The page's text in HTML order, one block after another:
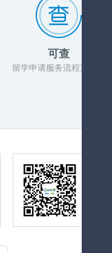
可查
留学申请服务流程透明化